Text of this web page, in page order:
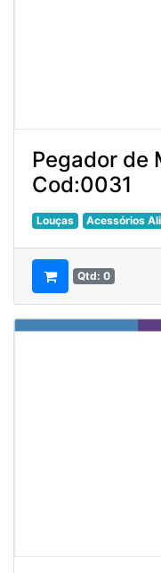
Pegador de
Cod:0031
Louças Acessórios
Qtd: 0